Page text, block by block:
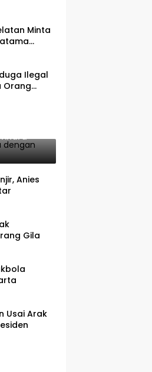
Minta
Ilegal
Orang
Diburu
Anies
Gila
Usai Arak